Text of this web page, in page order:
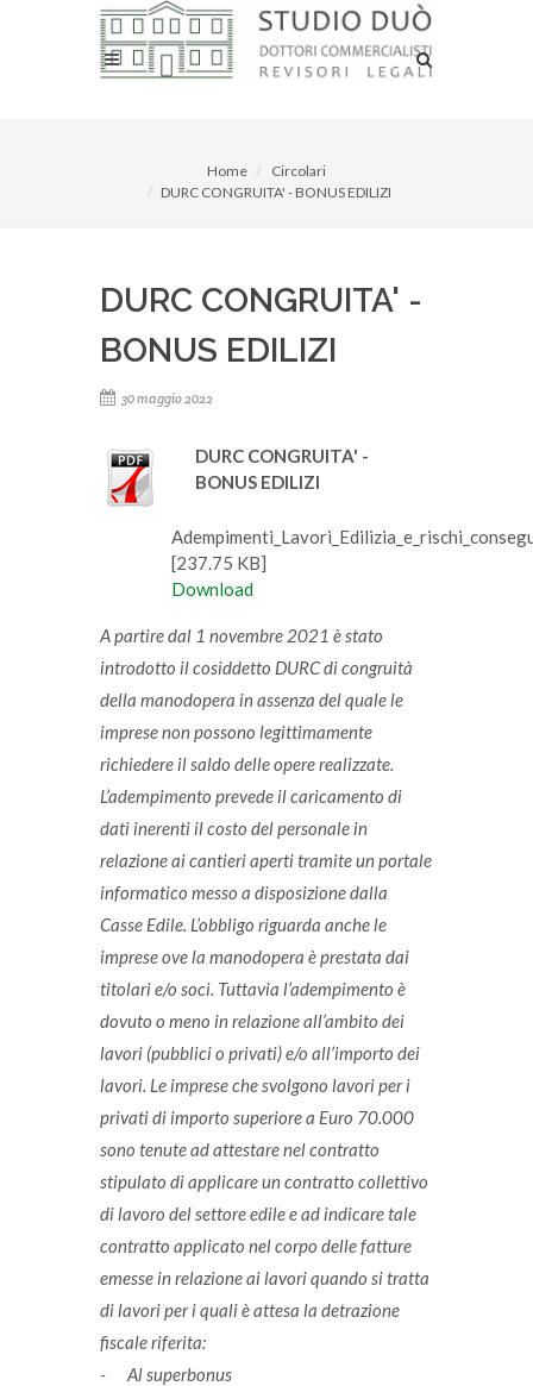
Home
Circolari
DURC CONGRUITA' - BONUS EDILIZI
DURC CONGRUITA' -
BONUS EDILIZI
30 maggio 2022
DURC CONGRUITA' -
BONUS EDILIZI
[237.75 KB]
Download
A partire dal 1 novembre 2021 è stato
introdotto il cosiddetto DURC di congruità
della manodopera in assenza del quale le
imprese non possono legittimamente
richiedere il saldo delle opere realizzate.
L’adempimento prevede il caricamento di
dati inerenti il costo del personale in
relazione ai cantieri aperti tramite un portale
informatico messo a disposizione dalla
Casse Edile. L’obbligo riguarda anche le
imprese ove la manodopera è prestata dai
titolari e/o soci. Tuttavia l’adempimento è
dovuto o meno in relazione all’ambito dei
lavori (pubblici o privati) e/o all’importo dei
lavori. Le imprese che svolgono lavori per i
privati di importo superiore a Euro 70.000
sono tenute ad attestare nel contratto
stipulato di applicare un contratto collettivo
di lavoro del settore edile e ad indicare tale
contratto applicato nel corpo delle fatture
emesse in relazione ai lavori quando si tratta
di lavori per i quali è attesa la detrazione
fiscale riferita:
- Al superbonus